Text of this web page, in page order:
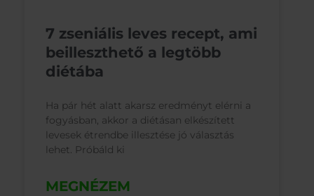
7 zseniális leves recept, ami
beilleszthető a legtöbb
diétába
Ha pár hét alatt akarsz eredményt elérni a
fogyásban, akkor a diétásan elkészített
levesek étrendbe illesztése jó választás
lehet. Próbáld ki
MEGNÉZEM